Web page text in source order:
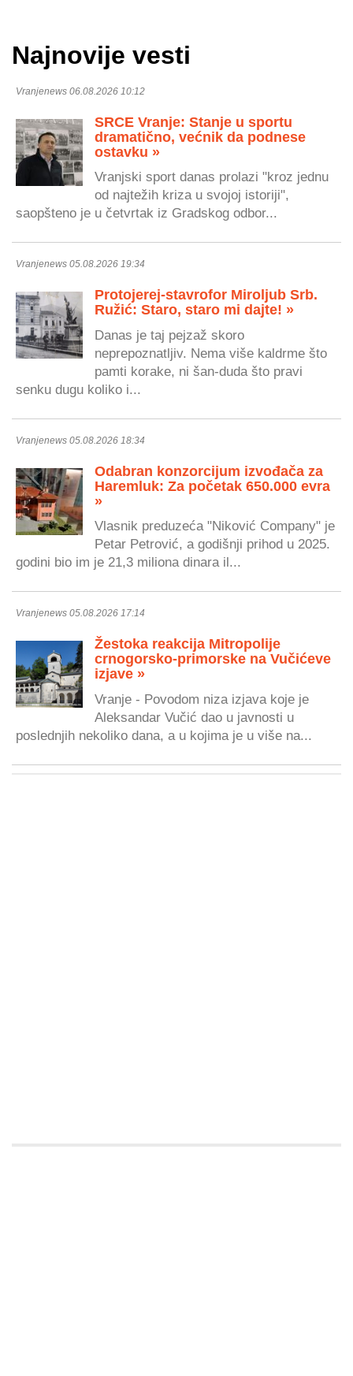
Najnovije vesti
Vranjenews 06.08.2026 10:12
SRCE Vranje: Stanje u sportu
dramatično, većnik da podnese
ostavku »
Vranjski sport danas prolazi "kroz jednu
od najtežih kriza u svojoj istoriji",
saopšteno je u četvrtak iz Gradskog odbor...
Vranjenews 05.08.2026 19:34
Protojerej-stavrofor Miroljub Srb.
Ružić: Staro, staro mi dajte! »
Danas je taj pejzaž skoro
neprepoznatljiv. Nema više kaldrme što
pamti korake, ni šan-duda što pravi
senku dugu koliko i...
Vranjenews 05.08.2026 18:34
Odabran konzorcijum izvođača za
Haremluk: Za početak 650.000 evra
»
Vlasnik preduzeća "Niković Company" je
Petar Petrović, a godišnji prihod u 2025.
godini bio im je 21,3 miliona dinara il...
Vranjenews 05.08.2026 17:14
Žestoka reakcija Mitropolije
crnogorsko-primorske na Vučićeve
izjave »
Vranje - Povodom niza izjava koje je
Aleksandar Vučić dao u javnosti u
poslednjih nekoliko dana, a u kojima je u više na...